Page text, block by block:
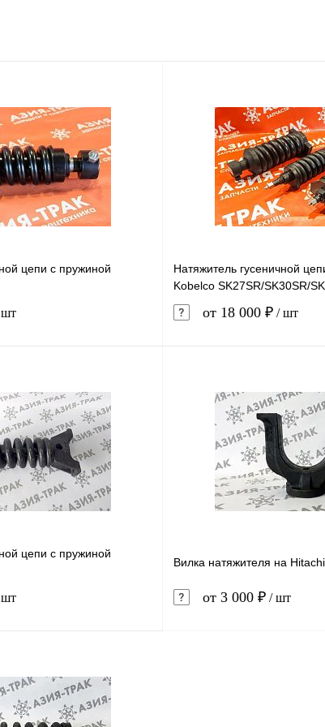
цепи с пружиной
Сравнение
В наличии
Натяжитель гусеничной
Kobelco SK27SR/SK30SR/
от 18 000 ₽ / шт
Купить в 1 клик
В избранное
цепи с пружиной
Сравнение
Вилка натяжителя на
от 3 000 ₽ / шт